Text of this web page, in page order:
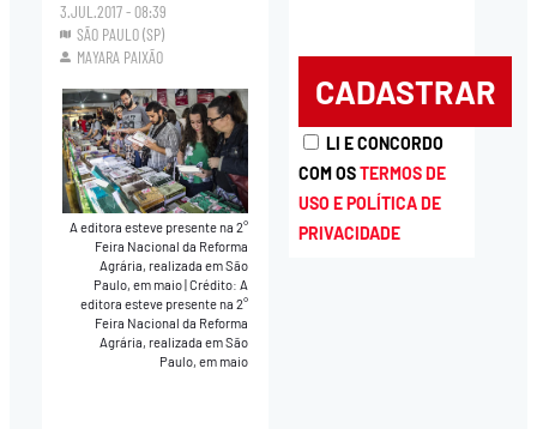
3.JUL.2017 - 08:39
SÃO PAULO (SP)
MAYARA PAIXÃO
A editora esteve presente na 2°
Feira Nacional da Reforma
Agrária, realizada em São
Paulo, em maio|Crédito: A
editora esteve presente na 2°
Feira Nacional da Reforma
Agrária, realizada em São
Paulo, em maio
LI E CONCORDO
COM OSTERMOS DE
USO E POLÍTICA DE
PRIVACIDADE